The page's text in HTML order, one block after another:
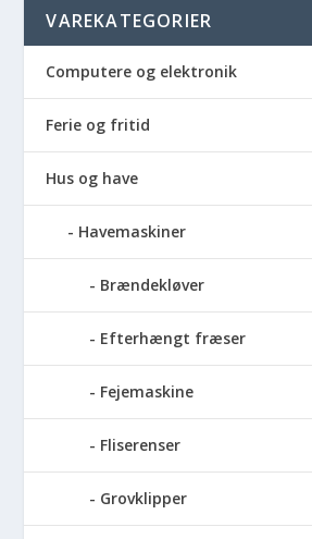
VAREKATEGORIER
Computere og elektronik
Ferie og fritid
Hus og have
Havemaskiner
Brændekløver
Efterhængt fræser
Fejemaskine
Fliserenser
Grovklipper